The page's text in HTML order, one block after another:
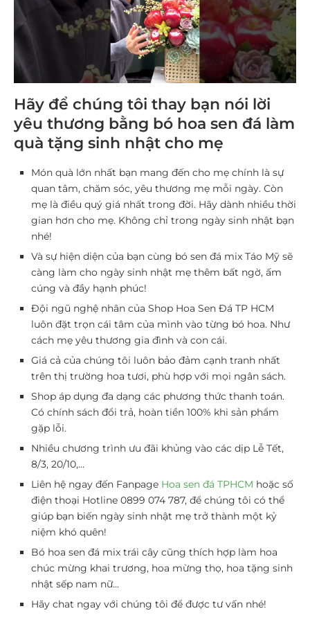
Hãy để chúng tôi thay bạn nói lời
yêu thương bằng bó hoa sen đá làm
quà tặng sinh nhật cho mẹ
Món quà lớn nhất bạn mang đến cho mẹ chính là sự
quan tâm, chăm sóc, yêu thương mẹ mỗi ngày. Còn
mẹ là điều quý giá nhất trong đời. Hãy dành nhiều thời
gian hơn cho mẹ. Không chỉ trong ngày sinh nhật bạn
nhé!
Và sự hiện diện của bạn cùng bó sen đá mix Táo Mỹ sẽ
càng làm cho ngày sinh nhật mẹ thêm bất ngờ, ấm
cúng và đầy hạnh phúc!
Đội ngũ nghệ nhân của Shop Hoa Sen Đá TP HCM
luôn đặt trọn cái tâm của mình vào từng bó hoa. Như
cách mẹ yêu thương gia đình và con cái.
Giá cả của chúng tôi luôn bảo đảm cạnh tranh nhất
trên thị trường hoa tươi, phù hợp với mọi ngân sách.
Shop áp dụng đa dạng các phương thức thanh toán.
Có chính sách đổi trả, hoàn tiền 100% khi sản phẩm
gặp lỗi.
Nhiều chương trình ưu đãi khủng vào các dịp Lễ Tết,
8/3, 20/10,…
Liên hệ ngay đến Fanpage Hoa sen đá TPHCM hoặc số
điện thoại Hotline 0899 074 787, để chúng tôi có thể
giúp bạn biến ngày sinh nhật mẹ trở thành một kỷ
niệm khó quên!
Bó hoa sen đá mix trái cây cũng thích hợp làm hoa
chúc mừng khai trương, hoa mừng thọ, hoa tặng sinh
nhật sếp nam nữ…
Hãy chat ngay với chúng tôi để được tư vấn nhé!